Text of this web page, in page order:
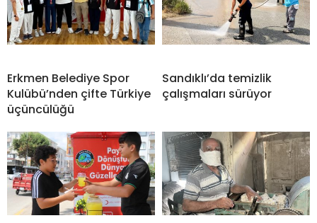
Erkmen Belediye Spor
Kulübü’nden çifte Türkiye
üçüncülüğü
Sandıklı’da temizlik
çalışmaları sürüyor